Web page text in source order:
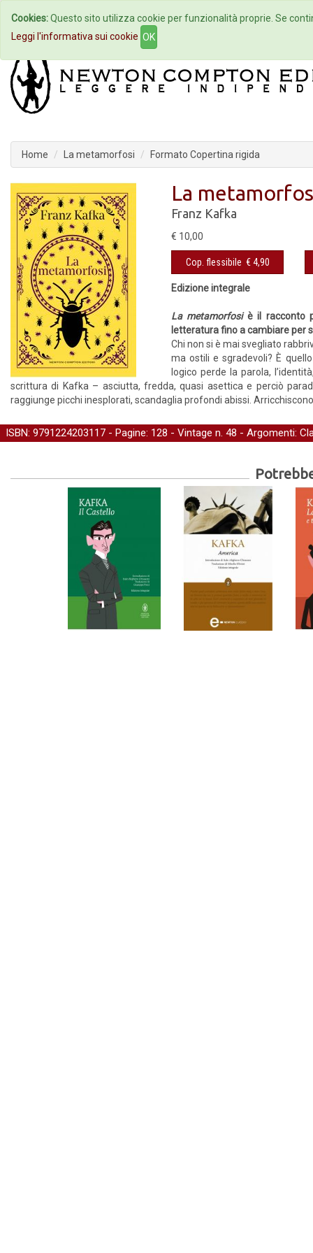
Home Autori Eventi
Home La metamorfosi Formato Copertina rigida
La
Franz Kafka
€ 10,00
Cop. flessibile € 4,90
Edizione integrale
La metamorfosiè il racconto
letteratura fino a cambiare per
Chi non si è mai svegliato
ma ostili e sgradevoli? È
logico perde la parola,
scrittura di Kafka – asciutta, fredda, quasi asettica e perciò
raggiunge picchi inesplorati, scandaglia profondi abissi.
ISBN: 9791224203117 - Pagine: 128 - Vintage n. 48 - Argomenti:
Cookies:Questo sito utilizza cookie per funzionalità proprie. Se
Leggi l'informativa sui cookie OK